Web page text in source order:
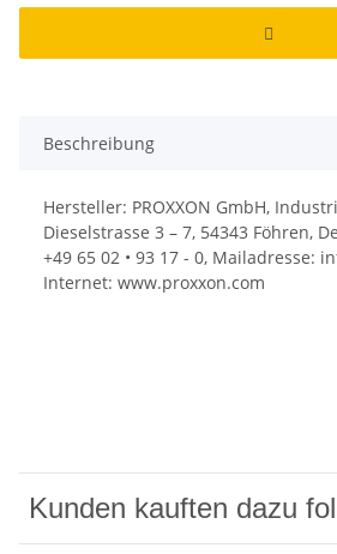
Beschreibung
Hersteller: PROXXON GmbH,
Dieselstrasse 3 – 7, 54343 Föhren,
+49 65 02 • 93 17 - 0, Mailadresse:
Internet: www.proxxon.com
Kunden kauften dazu